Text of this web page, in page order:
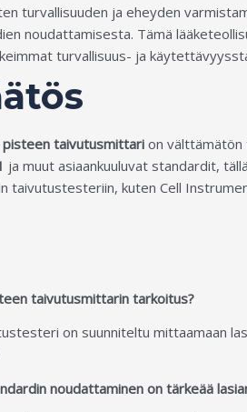
turvallisuuden ja eheyden
noudattamisesta. Tämä
turvallisuus- ja
pisteen taivutusmittari on välttämätön
ja muut asiaankuuluvat standardit,
taivutustesteriin, kuten Cell
taivutusmittarin tarkoitus?
on suunniteltu mittaamaan
noudattaminen on tärkeää